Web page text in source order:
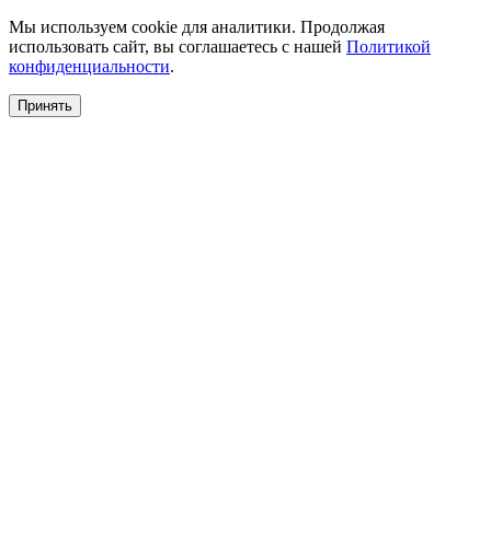
Мы используем cookie для аналитики. Продолжая
использовать сайт, вы соглашаетесь с нашей Политикой
конфиденциальности.
Принять